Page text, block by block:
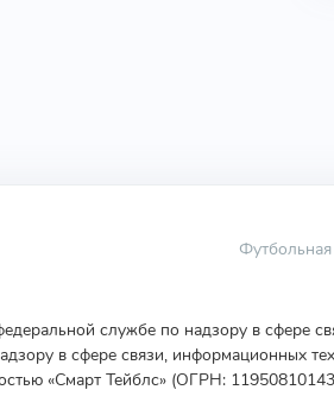
Футбольная
службе по надзору в сфере
в сфере связи, информационных
«Смарт Тейблс» (ОГРН: